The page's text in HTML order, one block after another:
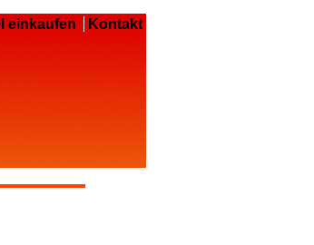
einkaufen Kontakt